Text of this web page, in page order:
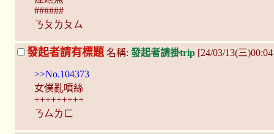
######
ㄋㄆㄌㄆㄙ
發起者請有標題 名稱: 發起者請掛trip [24/03/13(三
>>No.104373
女僕亂噴絲
+++++++++
ㄋㄙㄌㄈ